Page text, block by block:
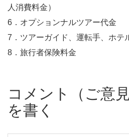
人消費料金）
6．オプションナルツアー代金
7．ツアーガイド、運転手、ホテ
8．旅行者保険料金
コメント（ご意
を書く